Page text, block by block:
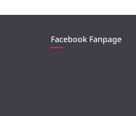
Facebook Fanpage